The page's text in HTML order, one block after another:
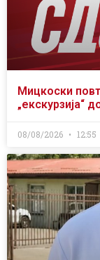
Мицкоски
„екскурзија“
08/08/2026 12:55